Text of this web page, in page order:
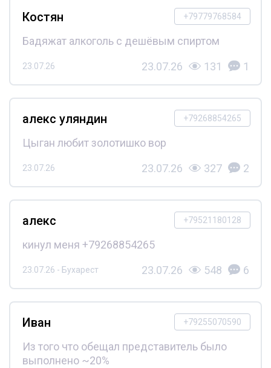
+79779768584
Костян
Бадяжат алкоголь с дешёвым спиртом
23.07.26 23.07.26 131 1
+79268854265
алекс уляндин
Цыган любит золотишко вор
23.07.26 23.07.26 327 2
+79521180128
алекс
кинул меня +79268854265
23.07.26 - Бухарест 23.07.26 548 6
+79255070590
Иван
Из того что обещал представитель было
выполнено ~20%